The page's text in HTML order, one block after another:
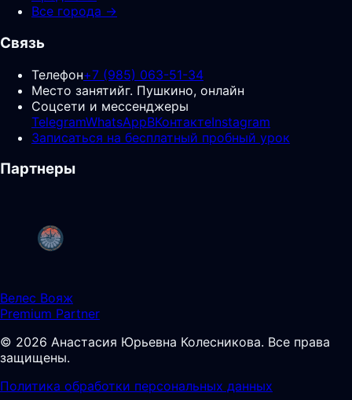
Все города →
Связь
Телефон+7 (985) 063-51-34
Место занятийг. Пушкино, онлайн
Соцсети и мессенджеры
TelegramWhatsAppВКонтактеInstagram
Записаться на бесплатный пробный урок
Партнеры
Велес Вояж
Premium Partner
© 2026 Анастасия Юрьевна Колесникова. Все права
защищены.
Политика обработки персональных данных